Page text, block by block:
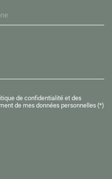
de confidentialité et des
de mes données personnelles (*)